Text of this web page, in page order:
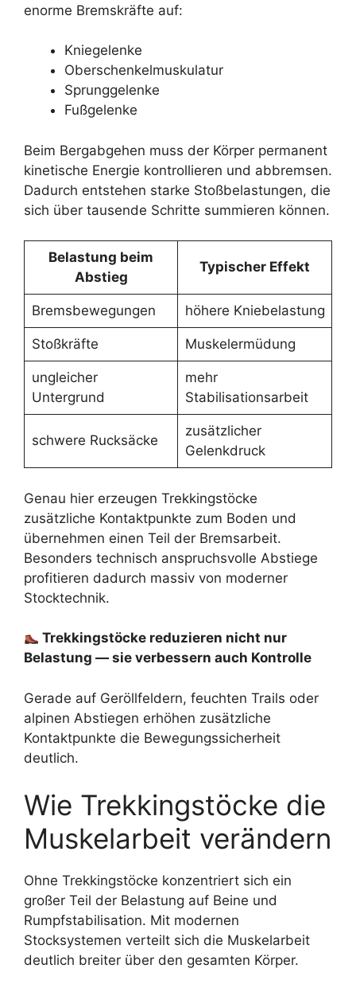
enorme Bremskräfte auf:
Kniegelenke
Oberschenkelmuskulatur
Sprunggelenke
Fußgelenke
Beim Bergabgehen muss der Körper permanent
kinetische Energie kontrollieren und abbremsen.
Dadurch entstehen starke Stoßbelastungen, die
sich über tausende Schritte summieren können.
Belastung beim
Abstieg
Typischer Effekt
Bremsbewegungen höhere Kniebelastung
Stoßkräfte Muskelermüdung
ungleicher
Untergrund
mehr
Stabilisationsarbeit
schwere Rucksäcke
zusätzlicher
Gelenkdruck
Genau hier erzeugen Trekkingstöcke
zusätzliche Kontaktpunkte zum Boden und
übernehmen einen Teil der Bremsarbeit.
Besonders technisch anspruchsvolle Abstiege
profitieren dadurch massiv von moderner
Stocktechnik.
Trekkingstöcke reduzieren nicht nur
Belastung — sie verbessern auch Kontrolle
Gerade auf Geröllfeldern, feuchten Trails oder
alpinen Abstiegen erhöhen zusätzliche
Kontaktpunkte die Bewegungssicherheit
deutlich.
Wie Trekkingstöcke die
Muskelarbeit verändern
Ohne Trekkingstöcke konzentriert sich ein
großer Teil der Belastung auf Beine und
Rumpfstabilisation. Mit modernen
Stocksystemen verteilt sich die Muskelarbeit
deutlich breiter über den gesamten Körper.